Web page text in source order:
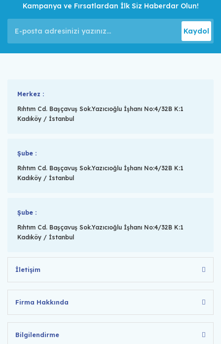
Kampanya ve Fırsatlardan İlk Siz Haberdar Olun!
Kaydol
Merkez :
Rıhtım Cd. Başçavuş Sok.Yazıcıoğlu İşhanı No:4/32B K:1
Kadıköy / İstanbul
Şube :
Rıhtım Cd. Başçavuş Sok.Yazıcıoğlu İşhanı No:4/32B K:1
Kadıköy / İstanbul
Şube :
Rıhtım Cd. Başçavuş Sok.Yazıcıoğlu İşhanı No:4/32B K:1
Kadıköy / İstanbul
İletişim
Firma Hakkında
Bilgilendirme